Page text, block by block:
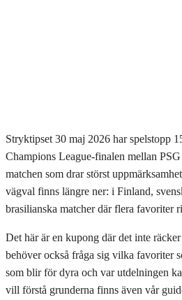
Stryktipset 30 maj 2026 har spelstopp
Champions League-finalen mellan
matchen som drar störst
vägval finns längre ner: i Finland,
brasilianska matcher där flera favoriter
Det här är en kupong där det inte
behöver också fråga sig vilka favoriter
som blir för dyra och var utdelningen
vill förstå grunderna finns även vår